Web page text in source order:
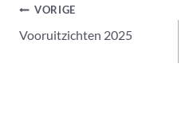
Bericht
VORIGE
Vooruitzichten 2025